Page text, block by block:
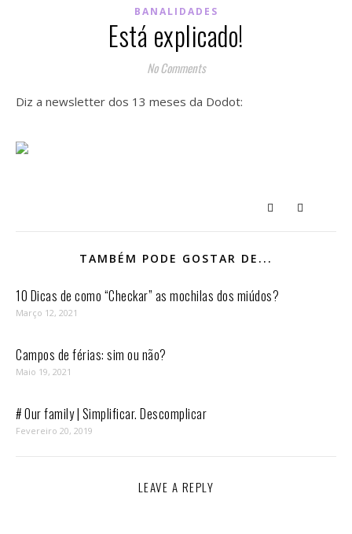
BANALIDADES
Está explicado!
No Comments
Diz a newsletter dos 13 meses da Dodot:
TAMBÉM PODE GOSTAR DE...
10 Dicas de como “Checkar” as mochilas dos miúdos?
Março 12, 2021
Campos de férias: sim ou não?
Maio 19, 2021
# Our family | Simplificar. Descomplicar
Fevereiro 20, 2019
LEAVE A REPLY